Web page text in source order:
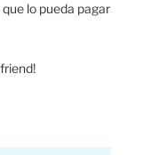
lo pueda pagar